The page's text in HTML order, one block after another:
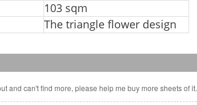
103 sqm
The triangle flower design
and can't find more, please help me buy more sheets of it.